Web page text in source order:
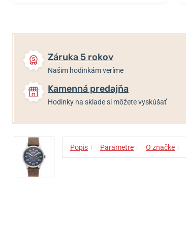
Záruka 5 rokov
Našim hodinkám veríme
Kamenná predajňa
Hodinky na sklade si môžete vyskúšať
Popis ↓ Parametre ↓ O značke ↓